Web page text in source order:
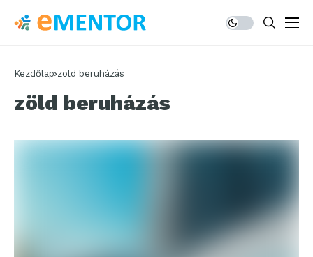
Kezdőlap zöld beruházás
zöld beruházás